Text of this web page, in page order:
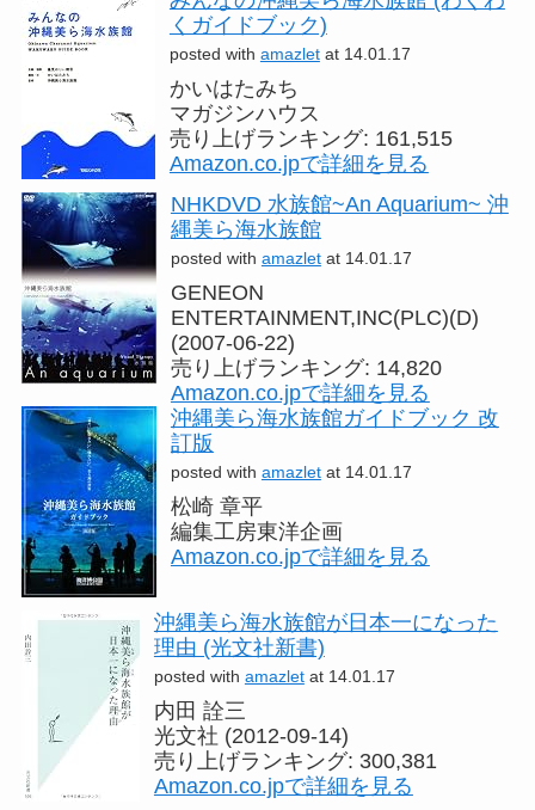
くガイドブック)
posted with amazletat 14.01.17
かいはたみち
マガジンハウス
売り上げランキング: 161,515
Amazon.co.jpで詳細を見る
NHKDVD 水族館~An Aquarium~ 沖
縄美ら海水族館
posted with amazletat 14.01.17
GENEON
ENTERTAINMENT,INC(PLC)(D)
(2007-06-22)
売り上げランキング: 14,820
Amazon.co.jpで詳細を見る
沖縄美ら海水族館ガイドブック 改
訂版
posted with amazletat 14.01.17
松崎 章平
編集工房東洋企画
Amazon.co.jpで詳細を見る
沖縄美ら海水族館が日本一になった
理由 (光文社新書)
posted with amazletat 14.01.17
内田 詮三
光文社 (2012-09-14)
売り上げランキング: 300,381
Amazon.co.jpで詳細を見る